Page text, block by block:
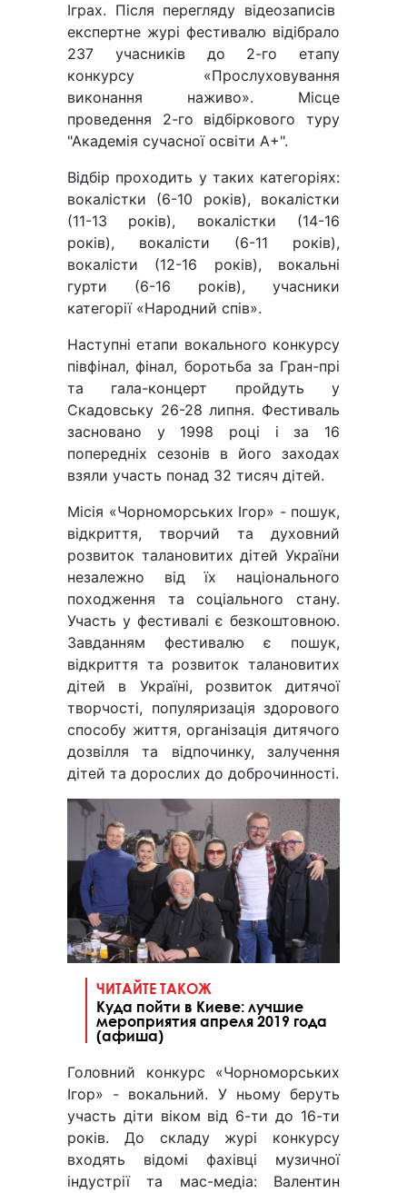
Іграх. Після перегляду відеозаписів
експертне журі фестивалю відібрало
237 учасників до 2-го етапу
конкурсу «Прослуховування
виконання наживо». Місце
проведення 2-го відбіркового туру
"Академія сучасної освіти А+".
Відбір проходить у таких категоріях:
вокалістки (6-10 років), вокалістки
(11-13 років), вокалістки (14-16
років), вокалісти (6-11 років),
вокалісти (12-16 років), вокальні
гурти (6-16 років), учасники
категорії «Народний спів».
Наступні етапи вокального конкурсу
півфінал, фінал, боротьба за Гран-прі
та гала-концерт пройдуть у
Скадовську 26-28 липня. Фестиваль
засновано у 1998 році і за 16
попередніх сезонів в його заходах
взяли участь понад 32 тисяч дітей.
Місія «Чорноморських Ігор» - пошук,
відкриття, творчий та духовний
розвиток талановитих дітей України
незалежно від їх національного
походження та соціального стану.
Участь у фестивалі є безкоштовною.
Завданням фестивалю є пошук,
відкриття та розвиток талановитих
дітей в Україні, розвиток дитячої
творчості, популяризація здорового
способу життя, організація дитячого
дозвілля та відпочинку, залучення
дітей та дорослих до доброчинності.
ЧИТАЙТЕ ТАКОЖ
Куда пойти в Киеве: лучшие
мероприятия апреля 2019 года
(афиша)
Головний конкурс «Чорноморських
Ігор» - вокальний. У ньому беруть
участь діти віком від 6-ти до 16-ти
років. До складу журі конкурсу
входять відомі фахівці музичної
індустрії та мас-медіа: Валентин